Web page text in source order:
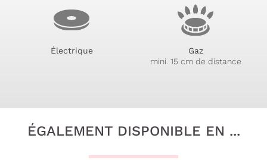
Électrique
Gaz
mini. 15 cm de distance
ÉGALEMENT DISPONIBLE EN ...